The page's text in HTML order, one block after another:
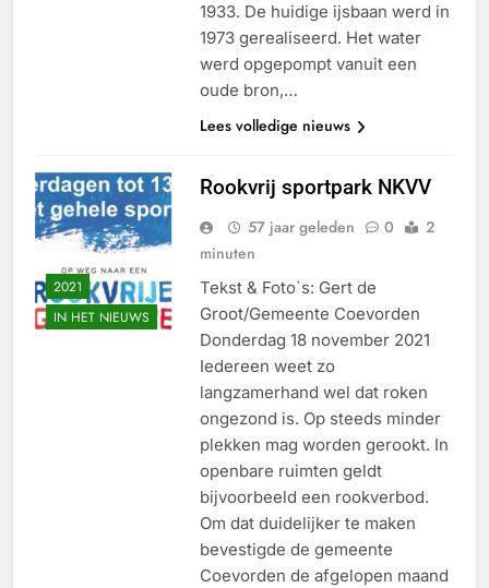
1933. De huidige ijsbaan werd in
1973 gerealiseerd. Het water
werd opgepompt vanuit een
oude bron,…
Lees volledige nieuws
2021
IN HET NIEUWS
Rookvrij sportpark NKVV
57 jaar geleden 0
2
minuten
Tekst & Foto`s: Gert de
Groot/Gemeente Coevorden
Donderdag 18 november 2021
Iedereen weet zo
langzamerhand wel dat roken
ongezond is. Op steeds minder
plekken mag worden gerookt. In
openbare ruimten geldt
bijvoorbeeld een rookverbod.
Om dat duidelijker te maken
bevestigde de gemeente
Coevorden de afgelopen maand